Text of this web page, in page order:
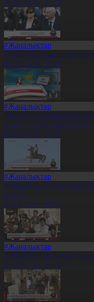
06.08.2026, 20:19
#Жаңалықтар
Әлем жаңалықтарына
06.08.2026, 20:14
#Жаңалықтар
Шетелдік сарапшылар:
жаңғырудың жаңа кезеңі
06.08.2026, 20:12
#Жаңалықтар
Құрылтай: Партиялар
жатыр
06.08.2026, 20:05
#Жаңалықтар
Құрылтай сайлауына
06.08.2026, 20:02